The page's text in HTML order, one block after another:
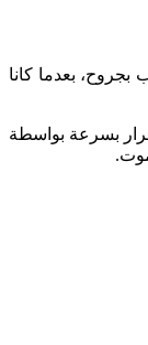
بجروح، بعدما كانا
بسرعة بواسطة